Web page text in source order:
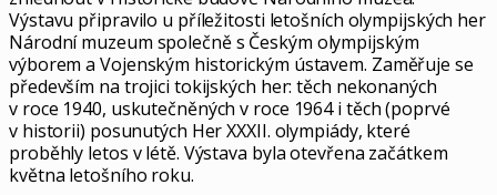
Výstavu připravilo u příležitosti letošních olympijských her
Národní muzeum společně s Českým olympijským
výborem a Vojenským historickým ústavem. Zaměřuje se
především na trojici tokijských her: těch nekonaných
v roce 1940, uskutečněných v roce 1964 i těch (poprvé
v historii) posunutých Her XXXII. olympiády, které
proběhly letos v létě. Výstava byla otevřena začátkem
května letošního roku.